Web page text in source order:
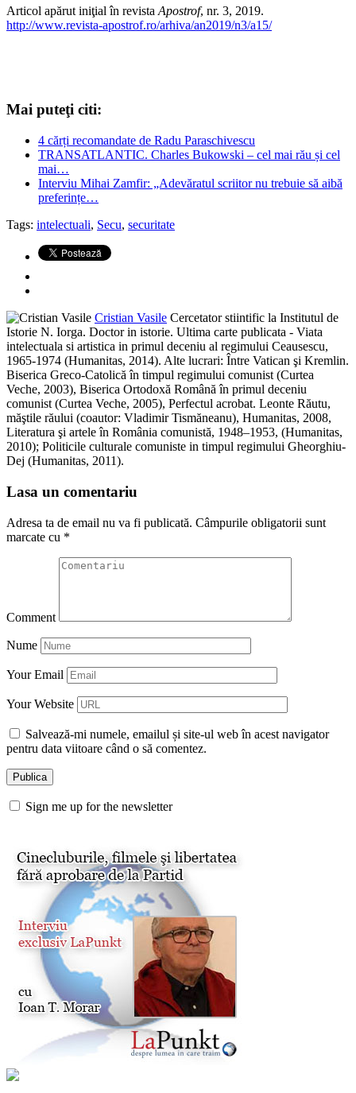
Articol apărut iniţial în revista Apostrof, nr. 3, 2019.
http://www.revista-apostrof.ro/arhiva/an2019/n3/a15/
Mai puteţi citi:
4 cărți recomandate de Radu Paraschivescu
TRANSATLANTIC. Charles Bukowski – cel mai rău și cel
mai…
Interviu Mihai Zamfir: „Adevăratul scriitor nu trebuie să aibă
preferințe…
Tags: intelectuali, Secu, securitate
Cristian Vasile Cercetator stiintific la Institutul de
Istorie N. Iorga. Doctor in istorie. Ultima carte publicata - Viata
intelectuala si artistica in primul deceniu al regimului Ceausescu,
1965-1974 (Humanitas, 2014). Alte lucrari: Între Vatican şi Kremlin.
Biserica Greco-Catolică în timpul regimului comunist (Curtea
Veche, 2003), Biserica Ortodoxă Română în primul deceniu
comunist (Curtea Veche, 2005), Perfectul acrobat. Leonte Răutu,
măştile răului (coautor: Vladimir Tismăneanu), Humanitas, 2008,
Literatura şi artele în România comunistă, 1948–1953, (Humanitas,
2010); Politicile culturale comuniste in timpul regimului Gheorghiu-
Dej (Humanitas, 2011).
Lasa un comentariu
Adresa ta de email nu va fi publicată. Câmpurile obligatorii sunt
marcate cu *
Comment
Nume
Your Email
Your Website
Salvează-mi numele, emailul și site-ul web în acest navigator
pentru data viitoare când o să comentez.
Sign me up for the newsletter